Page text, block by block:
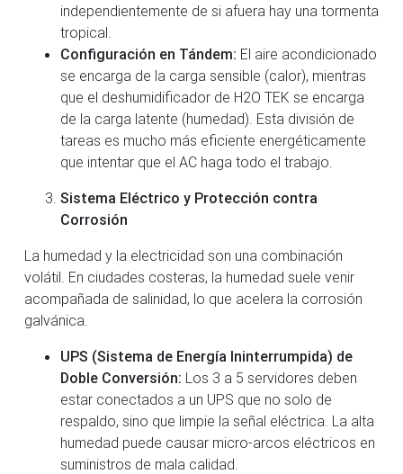
independientemente de si afuera hay una tormenta
tropical.
Configuración en Tándem: El aire acondicionado
se encarga de la carga sensible (calor), mientras
que el deshumidificador de H2O TEK se encarga
de la carga latente (humedad). Esta división de
tareas es mucho más eficiente energéticamente
que intentar que el AC haga todo el trabajo.
Sistema Eléctrico y Protección contra
Corrosión
La humedad y la electricidad son una combinación
volátil. En ciudades costeras, la humedad suele venir
acompañada de salinidad, lo que acelera la corrosión
galvánica.
UPS (Sistema de Energía Ininterrumpida) de
Doble Conversión: Los 3 a 5 servidores deben
estar conectados a un UPS que no solo de
respaldo, sino que limpie la señal eléctrica. La alta
humedad puede causar micro-arcos eléctricos en
suministros de mala calidad.